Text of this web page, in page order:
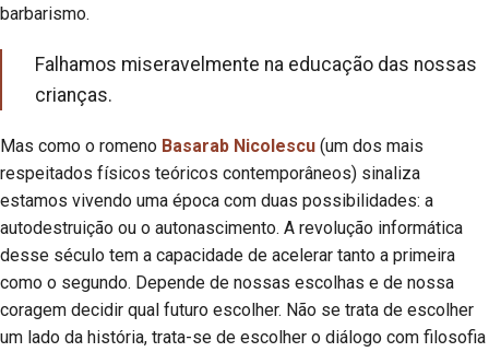
barbarismo.
Falhamos miseravelmente na educação das nossas
crianças.
Mas como o romeno Basarab Nicolescu (um dos mais
respeitados físicos teóricos contemporâneos) sinaliza
estamos vivendo uma época com duas possibilidades: a
autodestruição ou o autonascimento. A revolução informática
desse século tem a capacidade de acelerar tanto a primeira
como o segundo. Depende de nossas escolhas e de nossa
coragem decidir qual futuro escolher. Não se trata de escolher
um lado da história, trata-se de escolher o diálogo com filosofia